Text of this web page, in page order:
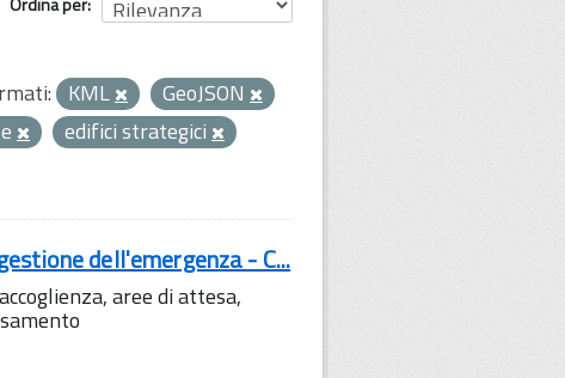
KML
GeoJSON
edifici strategici
dell'emergenza - C...
aree di attesa,